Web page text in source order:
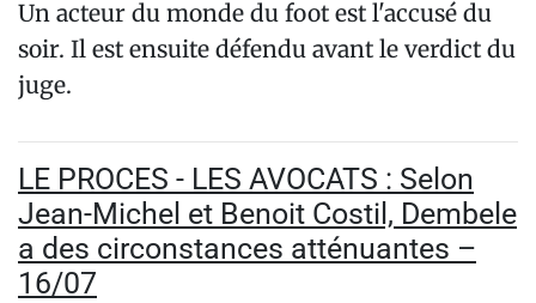
Un acteur du monde du foot est l'accusé du
soir. Il est ensuite défendu avant le verdict du
juge.
LE PROCES - LES AVOCATS : Selon
Jean-Michel et Benoit Costil, Dembele
a des circonstances atténuantes –
16/07